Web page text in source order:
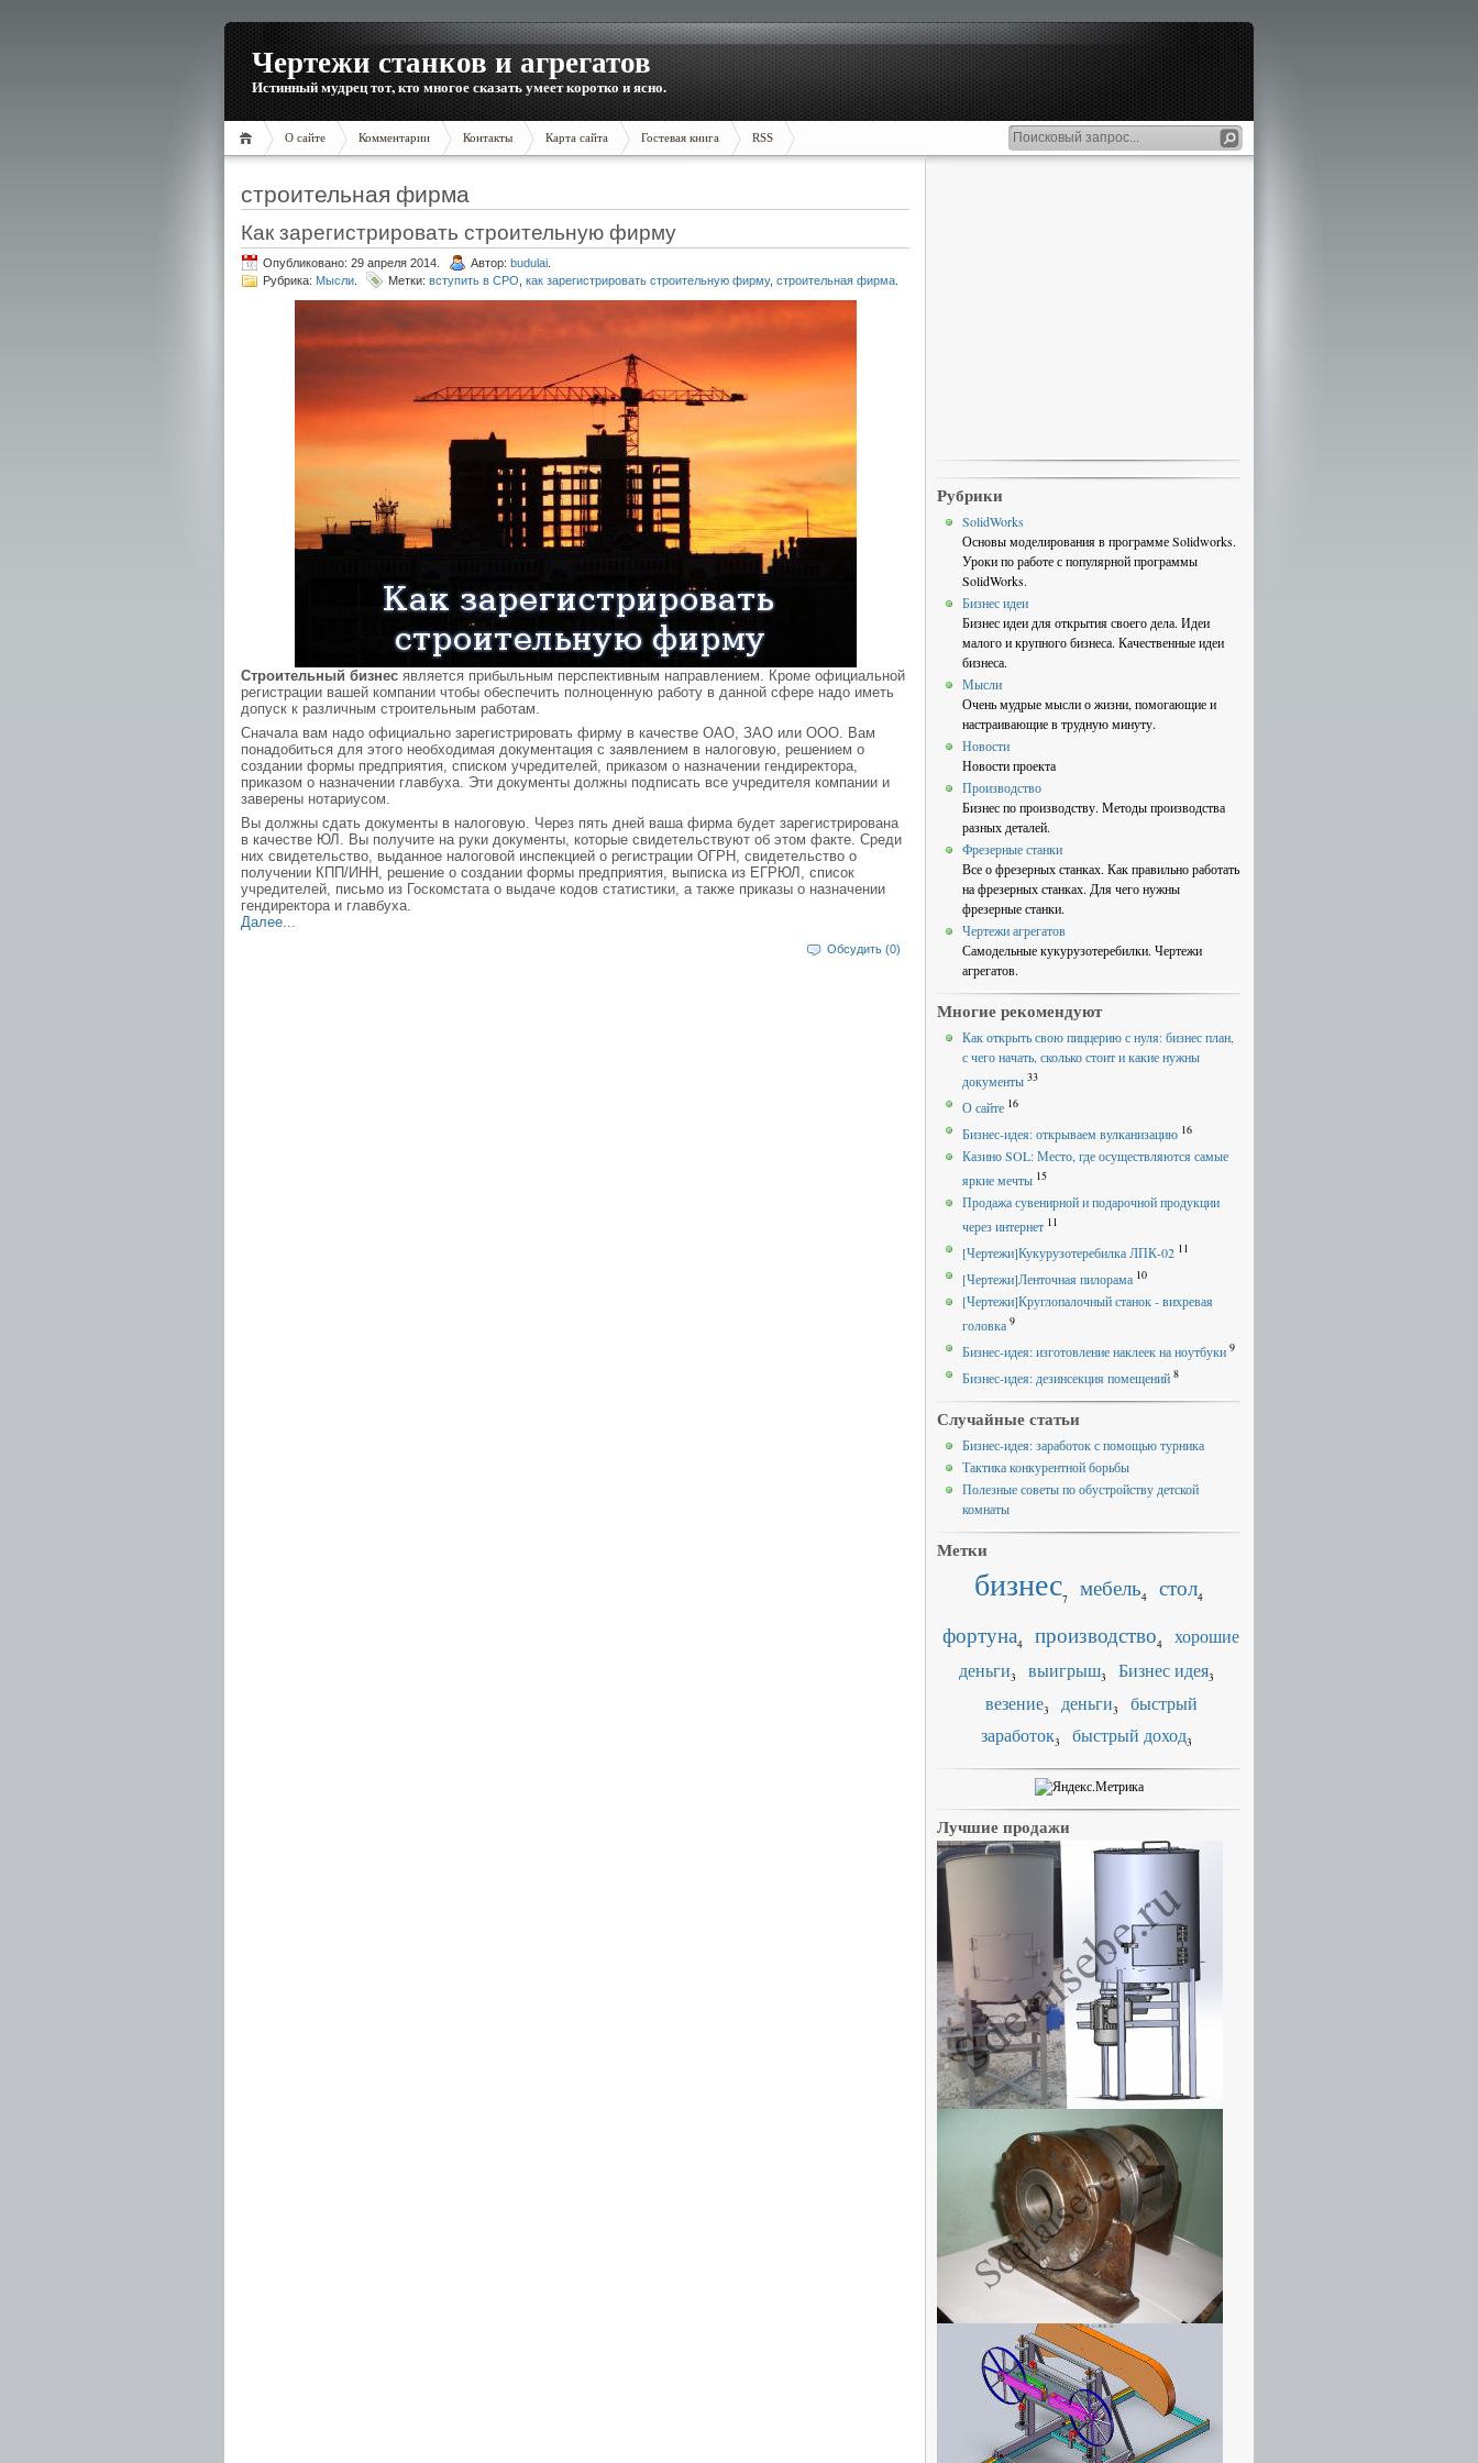
Чертежи станков и агрегатов
Истинный мудрец тот, кто многое сказать умеет коротко и ясно.
О сайте Комментарии Контакты Карта сайта Гостевая книга RSS
строительная фирма
Как зарегистрировать строительную фирму
Опубликовано: 29 апреля 2014. Автор: budulai
Рубрика: Мысли Метки: вступить в СРО как зарегистрировать строительную фирму, строительная фирма
Строительный бизнес является прибыльным перспективным направлением. Кроме официальной
регистрации вашей компании чтобы обеспечить полноценную работу в данной сфере надо иметь
допуск к различным строительным работам.
Сначала вам надо официально зарегистрировать фирму в качестве ОАО, ЗАО или ООО. Вам
понадобиться для этого необходимая документация с заявлением в налоговую, решением о
создании формы предприятия, списком учредителей, приказом о назначении гендиректора,
приказом о назначении главбуха. Эти документы должны подписать все учредителя компании и
заверены нотариусом.
Вы должны сдать документы в налоговую. Через пять дней ваша фирма будет зарегистрирована
в качестве ЮЛ. Вы получите на руки документы, которые свидетельствуют об этом факте. Среди
них свидетельство, выданное налоговой инспекцией о регистрации ОГРН, свидетельство о
получении КПП/ИНН, решение о создании формы предприятия, выписка из ЕГРЮЛ, список
учредителей, письмо из Госкомстата о выдаче кодов статистики, а также приказы о назначении
гендиректора и главбуха.
Далее...
Обсудить (0)
Рубрики
SolidWorks
Основы моделирования в программе Solidworks.
Уроки по работе с популярной программы
SolidWorks.
Бизнес идеи
Бизнес идеи для открытия своего дела. Идеи
малого и крупного бизнеса. Качественные идеи
бизнеса.
Мысли
Очень мудрые мысли о жизни, помогающие и
настраивающие в трудную минуту.
Новости
Новости проекта
Производство
Бизнес по производству. Методы производства
разных деталей.
Фрезерные станки
Все о фрезерных станках. Как правильно работать
на фрезерных станках. Для чего нужны
фрезерные станки.
Чертежи агрегатов
Самодельные кукурузотеребилки. Чертежи
агрегатов.
Многие рекомендуют
Как открыть свою пиццерию с нуля: бизнес план,
с чего начать, сколько стоит и какие нужны
документы 33
О сайте 16
Бизнес-идея: открываем вулканизацию 16
Казино SOL: Место, где осуществляются самые
яркие мечты 15
Продажа сувенирной и подарочной продукции
через интернет 11
[Чертежи]Кукурузотеребилка ЛПК-02 11
[Чертежи]Ленточная пилорама 10
[Чертежи]Круглопалочный станок - вихревая
головка 9
Бизнес-идея: изготовление наклеек на ноутбуки 9
Бизнес-идея: дезинсекция помещений 8
Случайные статьи
Бизнес-идея: заработок с помощью турника
Тактика конкурентной борьбы
Полезные советы по обустройству детской
комнаты
Метки
бизнес7 мебель4 стол4
фортуна4 производство4
хорошие
деньги3 выигрыш3 Бизнес идея3
везение3 деньги3
быстрый
заработок3 быстрый доход3
Лучшие продажи